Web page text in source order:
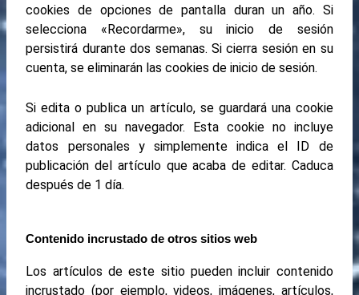
cookies de opciones de pantalla duran un año. Si
selecciona «Recordarme», su inicio de sesión
persistirá durante dos semanas. Si cierra sesión en su
cuenta, se eliminarán las cookies de inicio de sesión.
Si edita o publica un artículo, se guardará una cookie
adicional en su navegador. Esta cookie no incluye
datos personales y simplemente indica el ID de
publicación del artículo que acaba de editar. Caduca
después de 1 día.
Contenido incrustado de otros sitios web
Los artículos de este sitio pueden incluir contenido
incrustado (por ejemplo, videos, imágenes, artículos,